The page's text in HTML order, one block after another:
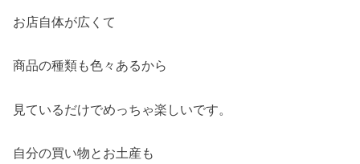
お店自体が広くて
商品の種類も色々あるから
見ているだけでめっちゃ楽しいです。
自分の買い物とお土産も